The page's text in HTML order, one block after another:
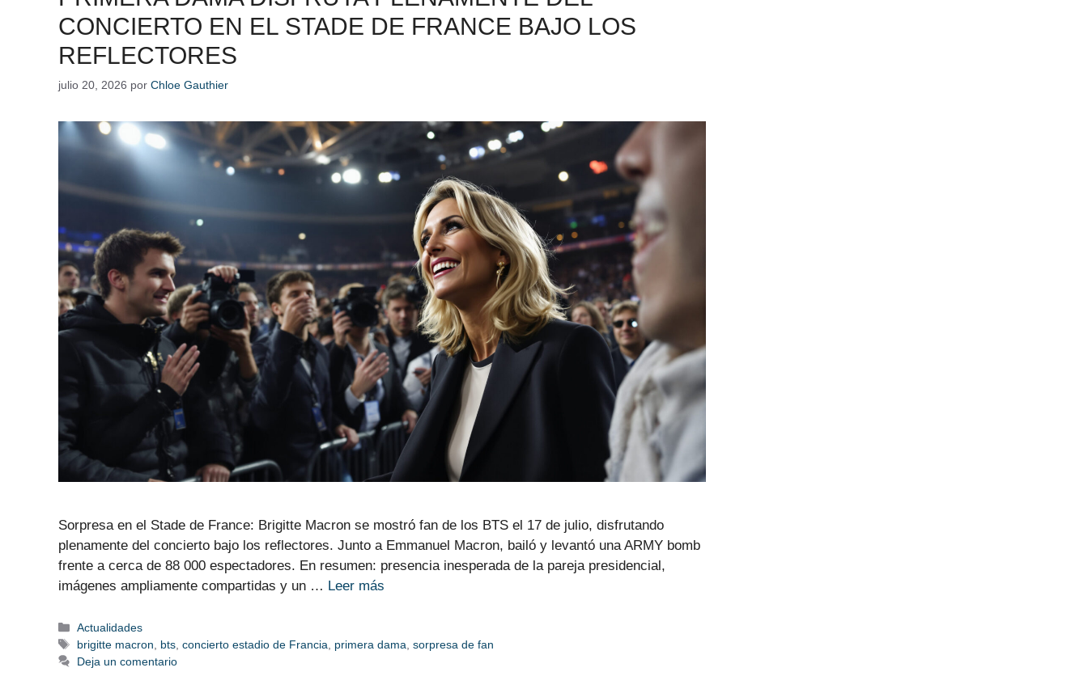
CONCIERTO EN EL STADE DE FRANCE BAJO LOS
REFLECTORES
julio 20, 2026 por Chloe Gauthier
Sorpresa en el Stade de France: Brigitte Macron se mostró fan de los BTS el 17 de julio, disfrutando
plenamente del concierto bajo los reflectores. Junto a Emmanuel Macron, bailó y levantó una ARMY bomb
frente a cerca de 88 000 espectadores. En resumen: presencia inesperada de la pareja presidencial,
imágenes ampliamente compartidas y un … Leer más
Categorías
Actualidades
Etiquetas
brigitte macron bts ,concierto estadio de Francia primera dama ,sorpresa de fan
Deja un comentario